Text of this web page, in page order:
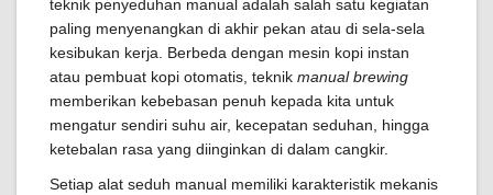
teknik penyeduhan manual adalah salah satu kegiatan
paling menyenangkan di akhir pekan atau di sela-sela
kesibukan kerja. Berbeda dengan mesin kopi instan
atau pembuat kopi otomatis, teknik manual brewing
memberikan kebebasan penuh kepada kita untuk
mengatur sendiri suhu air, kecepatan seduhan, hingga
ketebalan rasa yang diinginkan di dalam cangkir.
Setiap alat seduh manual memiliki karakteristik mekanis